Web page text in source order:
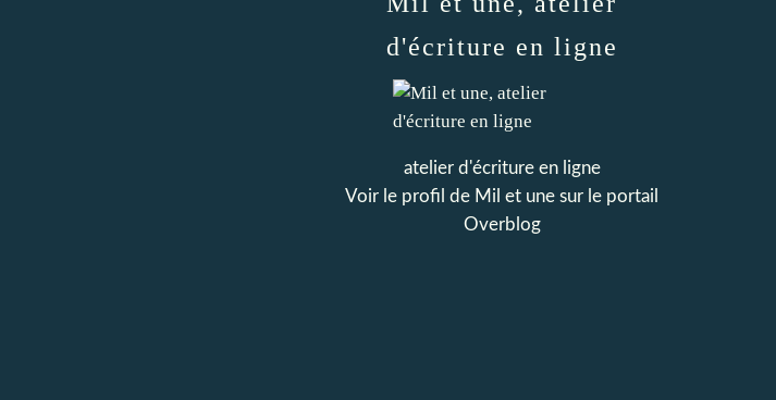
d'écriture en ligne
atelier d'écriture en ligne
Voir le profil de Mil et une sur le portail
Overblog